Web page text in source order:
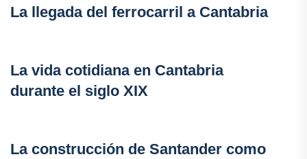
La llegada del ferrocarril a Cantabria
La vida cotidiana en Cantabria
durante el siglo XIX
La construcción de Santander como